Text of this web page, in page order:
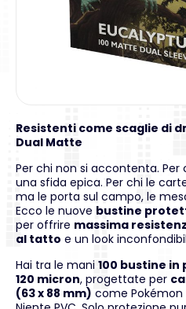
Resistenti come scaglie di
Dual Matte
Per chi non si accontenta.
una sfida epica. Per chi le
ma le porta sul campo, le
Ecco le nuove bustine
per offrire massima
al tatto e un look
Hai tra le mani 100 bustine
120 micron, progettate per
(63 x 88 mm) come Pokémon